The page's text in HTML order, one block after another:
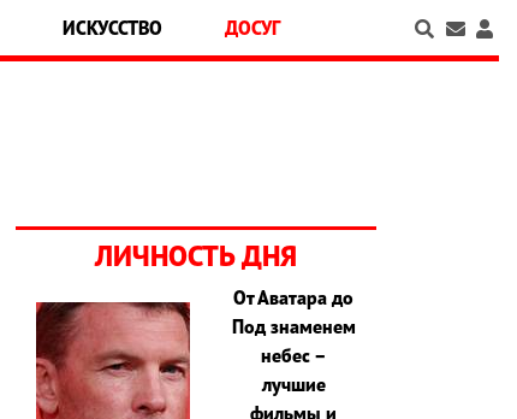
ИСКУССТВО ДОСУГ
ЛИЧНОСТЬ ДНЯ
От Аватара до
Под знаменем
небес –
лучшие
фильмы и